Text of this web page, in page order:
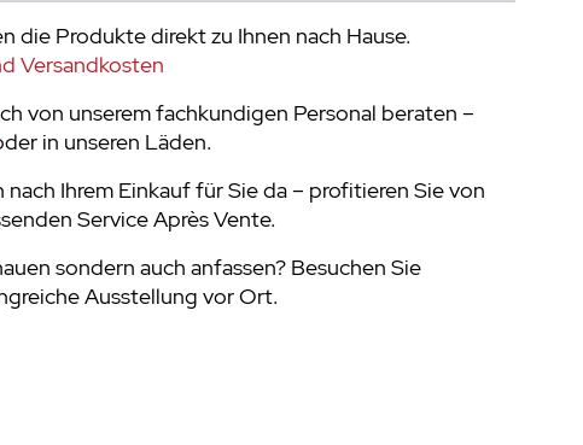
die Produkte direkt zu Ihnen nach Hause.
Versandkosten
von unserem fachkundigen Personal beraten –
in unseren Läden.
nach Ihrem Einkauf für Sie da – profitieren Sie von
Service Après Vente.
sondern auch anfassen? Besuchen Sie
Ausstellung vor Ort.